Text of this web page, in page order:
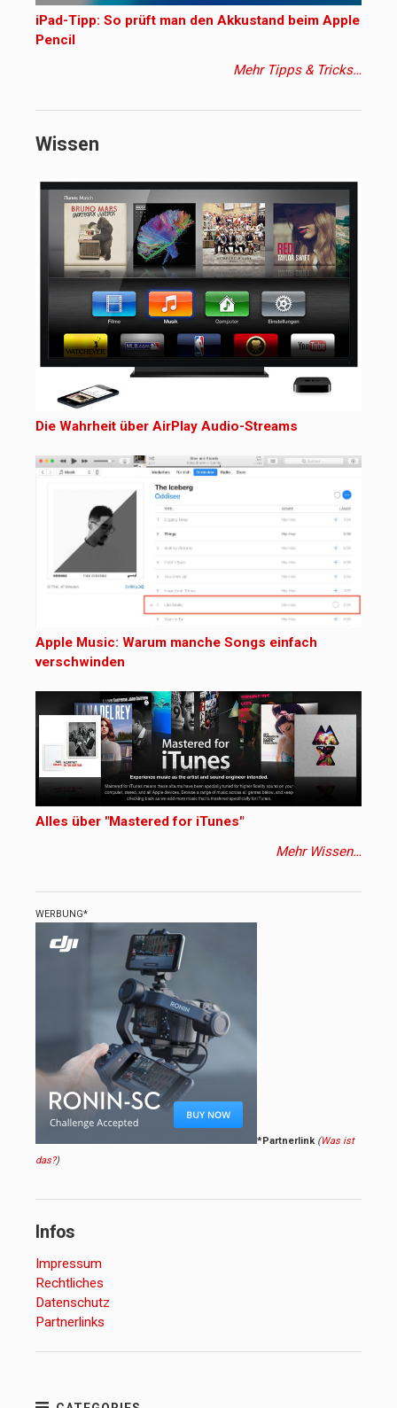
iPad-Tipp: So prüft man den Akkustand beim Apple
Pencil
Mehr Tipps & Tricks…
Wissen
Die Wahrheit über AirPlay Audio-Streams
Apple Music: Warum manche Songs einfach
verschwinden
Alles über "Mastered for iTunes"
Mehr Wissen…
WERBUNG*
*Partnerlink (Was ist
das?)
Infos
Impressum
Rechtliches
Datenschutz
Partnerlinks